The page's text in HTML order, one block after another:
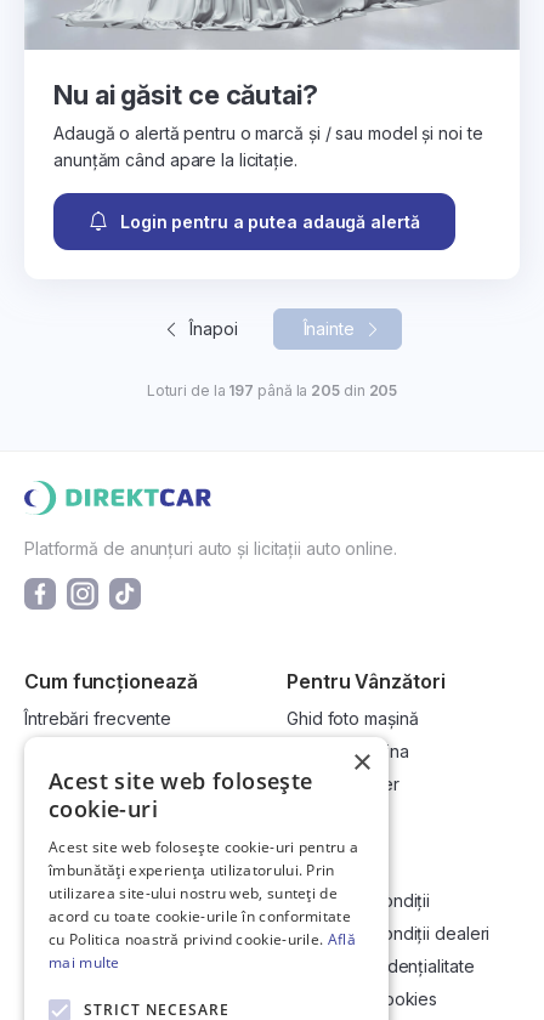
Nu ai găsit ce căutai?
Adaugă o alertă pentru o marcă și / sau model și noi te
anunțăm când apare la licitație.
Login pentru a putea adaugă alertă
Înapoi Înainte
Loturi de la 197 până la 205 din 205
Platformă de anunțuri auto și licitații auto online.
Cum funcționează
Întrebări frecvente
Cum vând la licitație?
Pentru Vânzători
Ghid foto mașină
Vinde-ți mașina
Devino dealer
Link-uri utile
Informații utile vizionare
Contact
Soluționarea Online a litigiilor
ANCP
Compania
Termeni și condiții
Termeni și condiții dealeri
Politică confidențialitate
Politica de cookies
×
Acest site web folosește
cookie-uri
Acest site web folosește cookie-uri pentru a
îmbunătăți experiența utilizatorului. Prin
utilizarea site-ului nostru web, sunteți de
acord cu toate cookie-urile în conformitate
cu Politica noastră privind cookie-urile. Află
mai multe
STRICT NECESARE